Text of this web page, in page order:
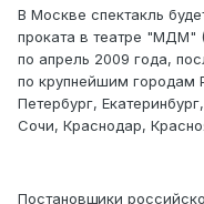
В Москве спектакль
проката в театре "МДМ"
по апрель 2009 года,
по крупнейшим городам
Петербург,
Сочи, Краснодар,
Постановщики